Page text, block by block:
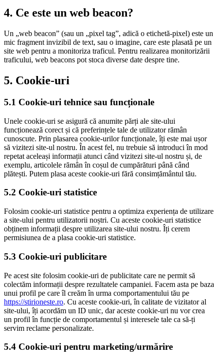
4. Ce este un web beacon?
Un „web beacon” (sau un „pixel tag”, adică o etichetă-pixel) este un
mic fragment invizibil de text, sau o imagine, care este plasată pe un
site web pentru a monitoriza traficul. Pentru realizarea monitorizării
traficului, web beacons pot stoca diverse date despre tine.
5. Cookie-uri
5.1 Cookie-uri tehnice sau funcționale
Unele cookie-uri se asigură că anumite părți ale site-ului
funcționează corect și că preferințele tale de utilizator rămân
cunoscute. Prin plasarea cookie-urilor funcționale, îți este mai ușor
să vizitezi site-ul nostru. În acest fel, nu trebuie să introduci în mod
repetat aceleași informații atunci când vizitezi site-ul nostru și, de
exemplu, articolele rămân în coșul de cumpărături până când
plătești. Putem plasa aceste cookie-uri fără consimțământul tău.
5.2 Cookie-uri statistice
Folosim cookie-uri statistice pentru a optimiza experiența de utilizare
a site-ului pentru utilizatorii noștri. Cu aceste cookie-uri statistice
obținem informații despre utilizarea site-ului nostru. Îți cerem
permisiunea de a plasa cookie-uri statistice.
5.3 Cookie-uri publicitare
Pe acest site folosim cookie-uri de publicitate care ne permit să
colectăm informații despre rezultatele campaniei. Facem asta pe baza
unui profil pe care îl creăm în urma comportamentului tău pe
https://stirioneste.ro. Cu aceste cookie-uri, în calitate de vizitator al
site-ului, îți acordăm un ID unic, dar aceste cookie-uri nu vor crea
un profil în funcție de comportamentul și interesele tale ca să-ți
servim reclame personalizate.
5.4 Cookie-uri pentru marketing/urmărire